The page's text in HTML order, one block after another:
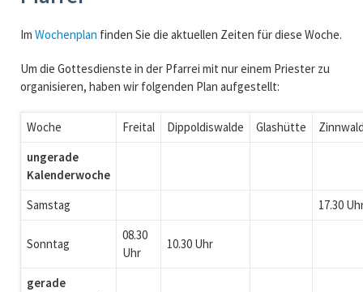
Im Wochenplan finden Sie die aktuellen Zeiten für diese Woche.
Um die Gottesdienste in der Pfarrei mit nur einem Priester zu
organisieren, haben wir folgenden Plan aufgestellt:
Woche Freital Dippoldiswalde Glashütte
ungerade
Kalenderwoche
Samstag
17.30
Sonntag
08.30
Uhr
10.30 Uhr
gerade